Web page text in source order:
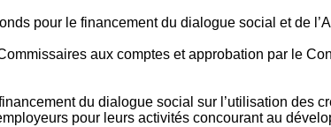
pour le financement du dialogue social et de
aux comptes et approbation par le
du dialogue social sur l’utilisation
pour leurs activités concourant au